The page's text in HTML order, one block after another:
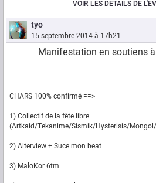
VOIR LES DÉTAILS DE
tyo
15 septembre 2014 à 17h21
Manifestation en soutiens
CHARS 100% confirmé ==>
1) Collectif de la fête libre
(Artkaid/Tekanime/Sismik/Hysterisis/
2) Alterview + Suce mon beat
3) MaloKor 6tm